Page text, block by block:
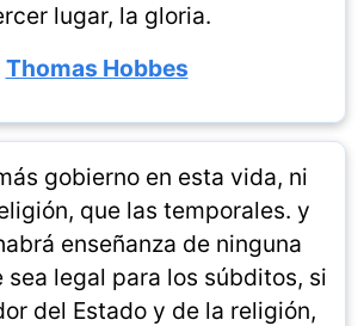
lugar, la gloria.
Thomas Hobbes
gobierno en esta vida, ni
que las temporales. y
enseñanza de ninguna
sea legal para los súbditos, si
del Estado y de la religión,